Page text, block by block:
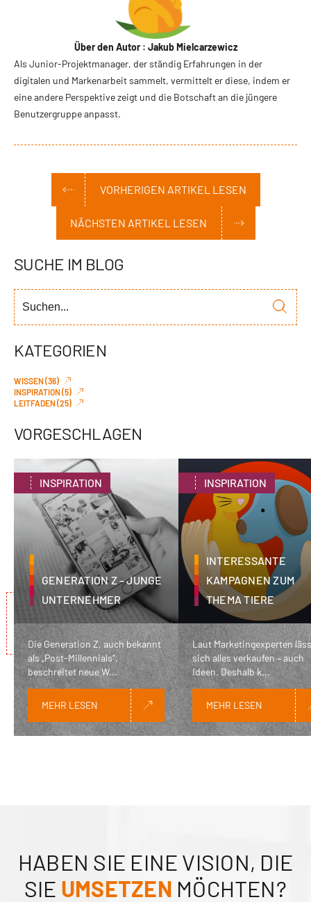
Über den Autor : Jakub Mielcarzewicz
Als Junior-Projektmanager, der ständig Erfahrungen in der
digitalen und Markenarbeit sammelt, vermittelt er diese, indem er
eine andere Perspektive zeigt und die Botschaft an die jüngere
Benutzergruppe anpasst.
VORHERIGEN ARTIKEL LESEN
NÄCHSTEN ARTIKEL LESEN
SUCHE IM BLOG
KATEGORIEN
WISSEN (36)
INSPIRATION (5)
LEITFADEN (25)
VORGESCHLAGEN
INSPIRATION
GENERATION Z – JUNGE
UNTERNEHMER
Die Generation Z, auch bekannt
als „Post-Millennials“,
beschreitet neue W...
MEHR LESEN
INSPIRATION
INTERESSANTE
KAMPAGNEN ZUM
THEMA TIERE
Laut Marketingexperten
sich alles verkaufen – auch
Ideen. Deshalb k...
MEHR LESEN
HABEN SIE EINE VISION, DIE
SIE UMSETZEN MÖCHTEN?